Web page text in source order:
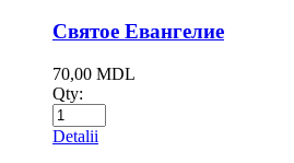
Святое Евангелие
70,00 MDL
Qty:
Detalii